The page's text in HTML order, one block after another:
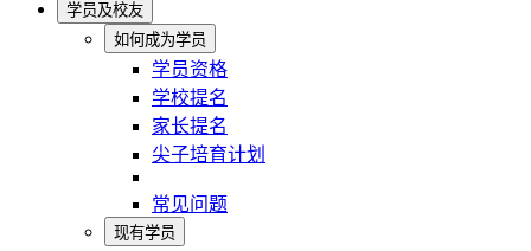
学员及校友
如何成为学员
学员资格
学校提名
家长提名
尖子培育计划
常见问题
现有学员